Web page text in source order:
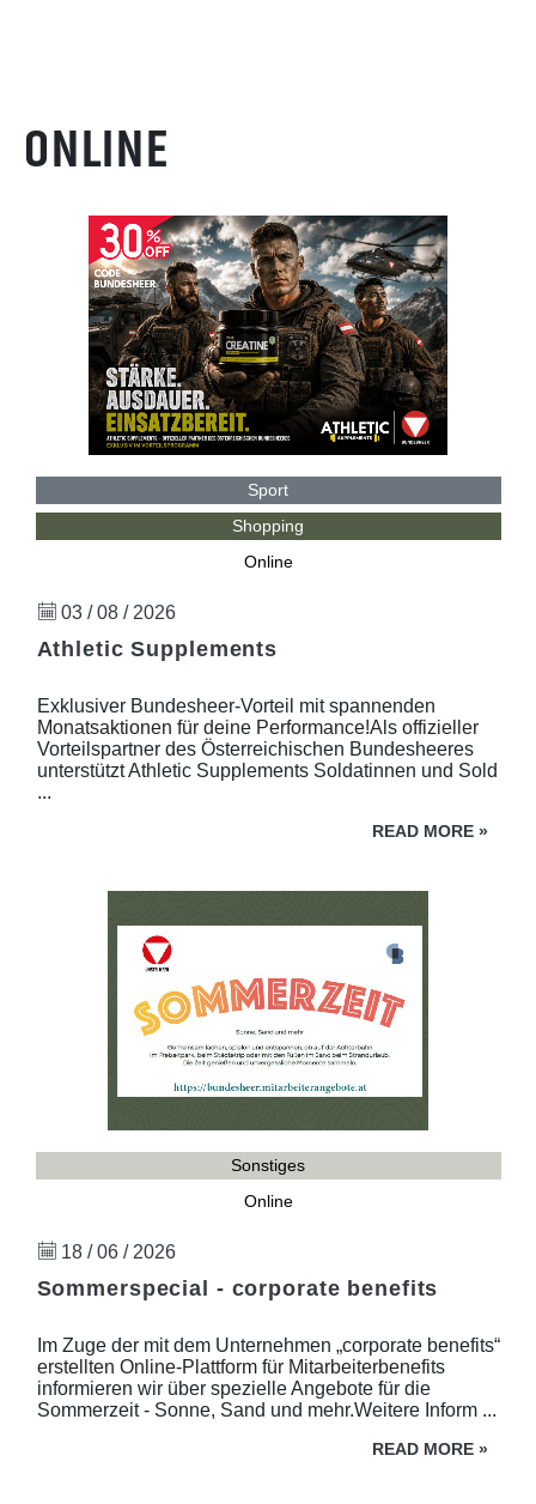
ONLINE
Sport
Shopping
Online
03 / 08 / 2026
Athletic Supplements
Exklusiver Bundesheer-Vorteil mit spannenden
Monatsaktionen für deine Performance!Als offizieller
Vorteilspartner des Österreichischen Bundesheeres
unterstützt Athletic Supplements Soldatinnen und Sold
...
READ MORE »
Sonstiges
Online
18 / 06 / 2026
Sommerspecial - corporate benefits
Im Zuge der mit dem Unternehmen „corporate benefits“
erstellten Online-Plattform für Mitarbeiterbenefits
informieren wir über spezielle Angebote für die
Sommerzeit - Sonne, Sand und mehr.Weitere Inform ...
READ MORE »